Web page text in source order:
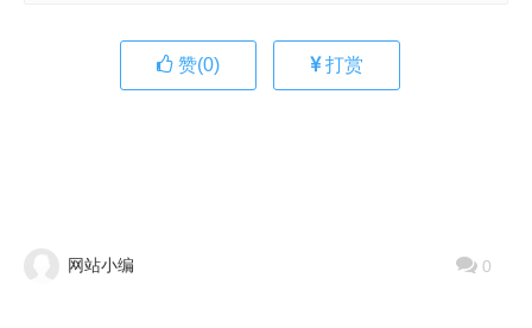
赞(0) 打赏
网站小编 0